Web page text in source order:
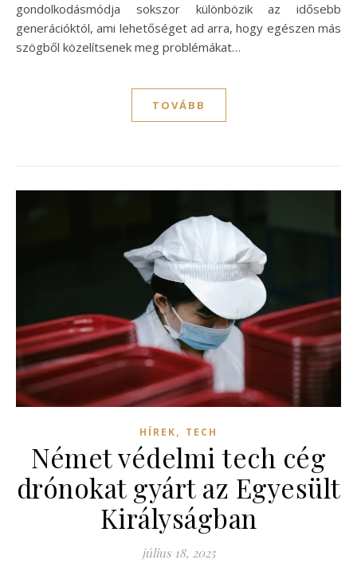
gondolkodásmódja sokszor különbözik az idősebb
generációktól, ami lehetőséget ad arra, hogy egészen más
szögből közelítsenek meg problémákat…
TOVÁBB
HÍREK, TECH
Német védelmi tech cég
drónokat gyárt az Egyesült
Királyságban
július 18, 2025